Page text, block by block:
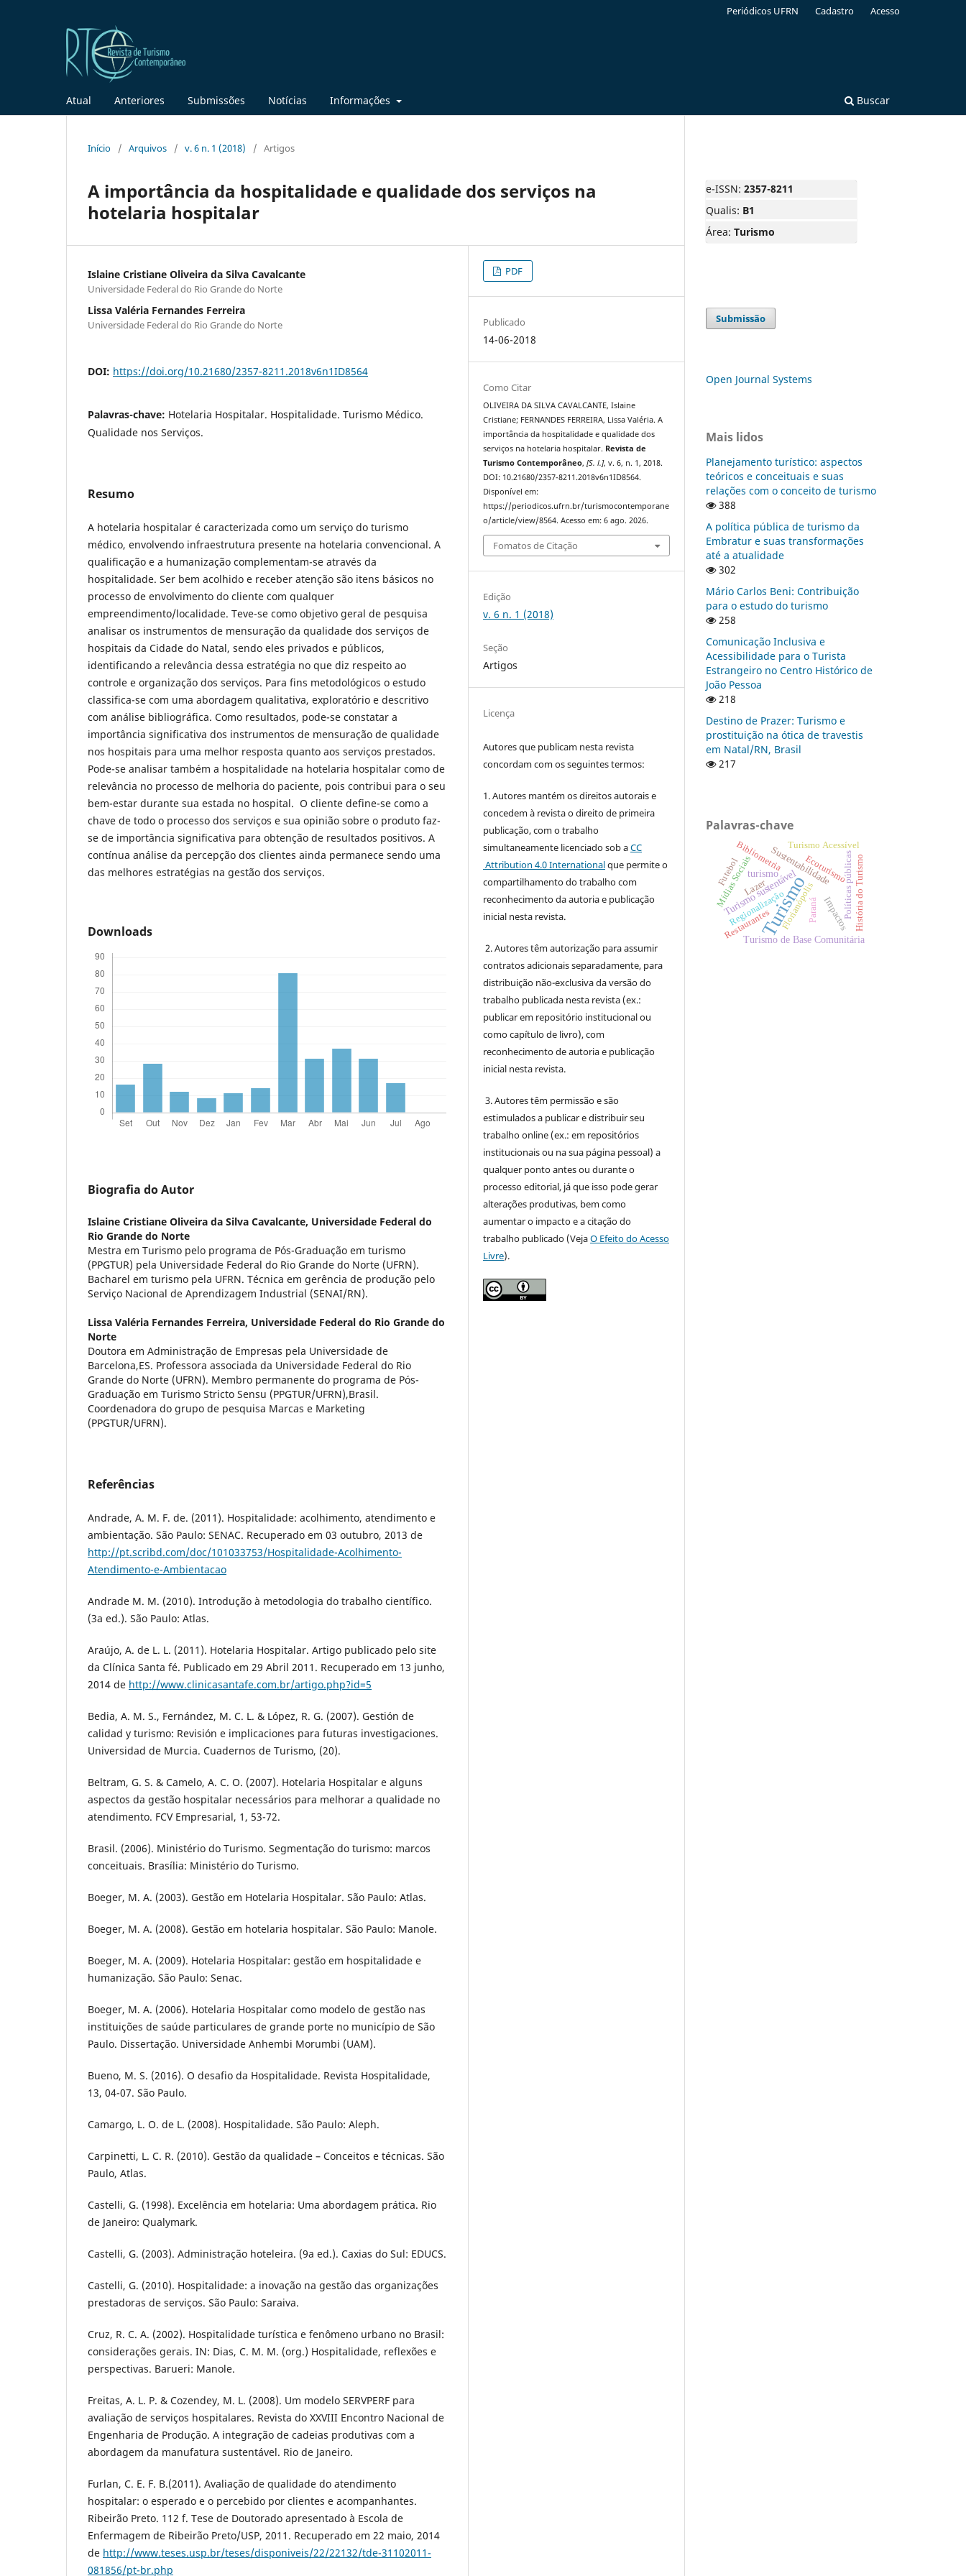
Atual Anteriores Submissões Notícias Informações Buscar
Periódicos UFRN Cadastro Acesso
Início / Arquivos / v. 6 n. 1 (2018) / Artigos
A importância da hospitalidade e qualidade dos serviços na
hotelaria hospitalar
Islaine Cristiane Oliveira da Silva Cavalcante
Universidade Federal do Rio Grande do Norte
Lissa Valéria Fernandes Ferreira
Universidade Federal do Rio Grande do Norte
DOI: https://doi.org/10.21680/2357-8211.2018v6n1ID8564
Palavras-chave: Hotelaria Hospitalar. Hospitalidade. Turismo Médico.
Qualidade nos Serviços.
Resumo
A hotelaria hospitalar é caracterizada como um serviço do turismo
médico, envolvendo infraestrutura presente na hotelaria convencional. A
qualificação e a humanização complementam-se através da
hospitalidade. Ser bem acolhido e receber atenção são itens básicos no
processo de envolvimento do cliente com qualquer
empreendimento/localidade. Teve-se como objetivo geral de pesquisa
analisar os instrumentos de mensuração da qualidade dos serviços de
hospitais da Cidade do Natal, sendo eles privados e públicos,
identificando a relevância dessa estratégia no que diz respeito ao
controle e organização dos serviços. Para fins metodológicos o estudo
classifica-se com uma abordagem qualitativa, exploratório e descritivo
com análise bibliográfica. Como resultados, pode-se constatar a
importância significativa dos instrumentos de mensuração de qualidade
nos hospitais para uma melhor resposta quanto aos serviços prestados.
Pode-se analisar também a hospitalidade na hotelaria hospitalar como de
relevância no processo de melhoria do paciente, pois contribui para o seu
bem-estar durante sua estada no hospital. O cliente define-se como a
chave de todo o processo dos serviços e sua opinião sobre o produto faz-
se de importância significativa para obtenção de resultados positivos. A
contínua análise da percepção dos clientes ainda permanece sendo uma
das melhores estratégias na gestão dos serviços.
Downloads
Biografia do Autor
Islaine Cristiane Oliveira da Silva Cavalcante, Universidade Federal do
Rio Grande do Norte
Mestra em Turismo pelo programa de Pós-Graduação em turismo
(PPGTUR) pela Universidade Federal do Rio Grande do Norte (UFRN).
Bacharel em turismo pela UFRN. Técnica em gerência de produção pelo
Serviço Nacional de Aprendizagem Industrial (SENAI/RN).
Lissa Valéria Fernandes Ferreira, Universidade Federal do Rio Grande do
Norte
Doutora em Administração de Empresas pela Universidade de
Barcelona,ES. Professora associada da Universidade Federal do Rio
Grande do Norte (UFRN). Membro permanente do programa de Pós-
Graduação em Turismo Stricto Sensu (PPGTUR/UFRN),Brasil.
Coordenadora do grupo de pesquisa Marcas e Marketing
(PPGTUR/UFRN).
Referências
Andrade, A. M. F. de. (2011). Hospitalidade: acolhimento, atendimento e
ambientação. São Paulo: SENAC. Recuperado em 03 outubro, 2013 de
http://pt.scribd.com/doc/101033753/Hospitalidade-Acolhimento-
Atendimento-e-Ambientacao
Andrade M. M. (2010). Introdução à metodologia do trabalho científico.
(3a ed.). São Paulo: Atlas.
Araújo, A. de L. L. (2011). Hotelaria Hospitalar. Artigo publicado pelo site
da Clínica Santa fé. Publicado em 29 Abril 2011. Recuperado em 13 junho,
2014 de http://www.clinicasantafe.com.br/artigo.php?id=5
Bedia, A. M. S., Fernández, M. C. L. & López, R. G. (2007). Gestión de
calidad y turismo: Revisión e implicaciones para futuras investigaciones.
Universidad de Murcia. Cuadernos de Turismo, (20).
Beltram, G. S. & Camelo, A. C. O. (2007). Hotelaria Hospitalar e alguns
aspectos da gestão hospitalar necessários para melhorar a qualidade no
atendimento. FCV Empresarial, 1, 53-72.
Brasil. (2006). Ministério do Turismo. Segmentação do turismo: marcos
conceituais. Brasília: Ministério do Turismo.
Boeger, M. A. (2003). Gestão em Hotelaria Hospitalar. São Paulo: Atlas.
Boeger, M. A. (2008). Gestão em hotelaria hospitalar. São Paulo: Manole.
Boeger, M. A. (2009). Hotelaria Hospitalar: gestão em hospitalidade e
humanização. São Paulo: Senac.
Boeger, M. A. (2006). Hotelaria Hospitalar como modelo de gestão nas
instituições de saúde particulares de grande porte no município de São
Paulo. Dissertação. Universidade Anhembi Morumbi (UAM).
Bueno, M. S. (2016). O desafio da Hospitalidade. Revista Hospitalidade,
13, 04-07. São Paulo.
Camargo, L. O. de L. (2008). Hospitalidade. São Paulo: Aleph.
Carpinetti, L. C. R. (2010). Gestão da qualidade – Conceitos e técnicas. São
Paulo, Atlas.
Castelli, G. (1998). Excelência em hotelaria: Uma abordagem prática. Rio
de Janeiro: Qualymark.
Castelli, G. (2003). Administração hoteleira. (9a ed.). Caxias do Sul: EDUCS.
Castelli, G. (2010). Hospitalidade: a inovação na gestão das organizações
prestadoras de serviços. São Paulo: Saraiva.
Cruz, R. C. A. (2002). Hospitalidade turística e fenômeno urbano no Brasil:
considerações gerais. IN: Dias, C. M. M. (org.) Hospitalidade, reflexões e
perspectivas. Barueri: Manole.
Freitas, A. L. P. & Cozendey, M. L. (2008). Um modelo SERVPERF para
avaliação de serviços hospitalares. Revista do XXVIII Encontro Nacional de
Engenharia de Produção. A integração de cadeias produtivas com a
abordagem da manufatura sustentável. Rio de Janeiro.
Furlan, C. E. F. B.(2011). Avaliação de qualidade do atendimento
hospitalar: o esperado e o percebido por clientes e acompanhantes.
Ribeirão Preto. 112 f. Tese de Doutorado apresentado à Escola de
Enfermagem de Ribeirão Preto/USP, 2011. Recuperado em 22 maio, 2014
de http://www.teses.usp.br/teses/disponiveis/22/22132/tde-31102011-
081856/pt-br.php
PDF
Publicado
14-06-2018
Como Citar
OLIVEIRA DA SILVA CAVALCANTE, Islaine
Cristiane; FERNANDES FERREIRA, Lissa Valéria. A
importância da hospitalidade e qualidade dos
serviços na hotelaria hospitalar. Revista de
Turismo Contemporâneo,[S. l.], v. 6, n. 1, 2018.
DOI: 10.21680/2357-8211.2018v6n1ID8564.
Disponível em:
https://periodicos.ufrn.br/turismocontemporane
o/article/view/8564. Acesso em: 6 ago. 2026.
Fomatos de Citação
Edição
v. 6 n. 1 (2018)
Seção
Artigos
Licença
Autores que publicam nesta revista
concordam com os seguintes termos:
1. Autores mantém os direitos autorais e
concedem à revista o direito de primeira
publicação, com o trabalho
simultaneamente licenciado sob aCC
Attribution 4.0 Internationalque permite o
compartilhamento do trabalho com
reconhecimento da autoria e publicação
inicial nesta revista.
2. Autores têm autorização para assumir
contratos adicionais separadamente, para
distribuição não-exclusiva da versão do
trabalho publicada nesta revista (ex.:
publicar em repositório institucional ou
como capítulo de livro), com
reconhecimento de autoria e publicação
inicial nesta revista.
3. Autores têm permissão e são
estimulados a publicar e distribuir seu
trabalho online (ex.: em repositórios
institucionais ou na sua página pessoal) a
qualquer ponto antes ou durante o
processo editorial, já que isso pode gerar
alterações produtivas, bem como
aumentar o impacto e a citação do
trabalho publicado (VejaO Efeito do Acesso
Livre).
e-ISSN: 2357-8211
Qualis: B1
Área: Turismo
Submissão
Open Journal Systems
Mais lidos
Planejamento turístico: aspectos
teóricos e conceituais e suas
relações com o conceito de turismo
388
A política pública de turismo da
Embratur e suas transformações
até a atualidade
302
Mário Carlos Beni: Contribuição
para o estudo do turismo
258
Comunicação Inclusiva e
Acessibilidade para o Turista
Estrangeiro no Centro Histórico de
João Pessoa
218
Destino de Prazer: Turismo e
prostituição na ótica de travestis
em Natal/RN, Brasil
217
Palavras-chave
Turismo
Turismo sustentável
turismo
Impactos
Lazer
Sustentabilidade
Turismo de Base Comunitária
Ecoturismo
Florianópolis
Mídias Sociais Políticas públicas
Regionalização
Turismo Acessível
Restaurantes Paraná
Bibliometria História do Turismo
Futebol